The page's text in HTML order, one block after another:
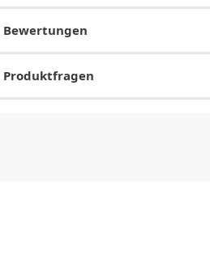
Bewertungen
Produktfragen